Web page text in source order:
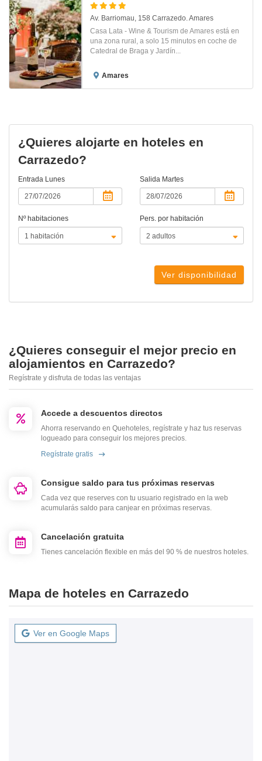
Av. Barriomau, 158 Carrazedo. Amares
Casa Lata - Wine & Tourism de Amares está en
una zona rural, a solo 15 minutos en coche de
Catedral de Braga y Jardín...
Amares
¿Quieres alojarte en hoteles en
Carrazedo?
Entrada Lunes Salida Martes
Nº habitaciones Pers. por habitación
Ver disponibilidad
¿Quieres conseguir el mejor precio en
alojamientos en Carrazedo?
Regístrate y disfruta de todas las ventajas
Accede a descuentos directos
Ahorra reservando en Quehoteles, regístrate y haz tus reservas
logueado para conseguir los mejores precios.
Regístrate gratis
Consigue saldo para tus próximas reservas
Cada vez que reserves con tu usuario registrado en la web
acumularás saldo para canjear en próximas reservas.
Cancelación gratuita
Tienes cancelación flexible en más del 90 % de nuestros hoteles.
Mapa de hoteles en Carrazedo
Ver en Google Maps